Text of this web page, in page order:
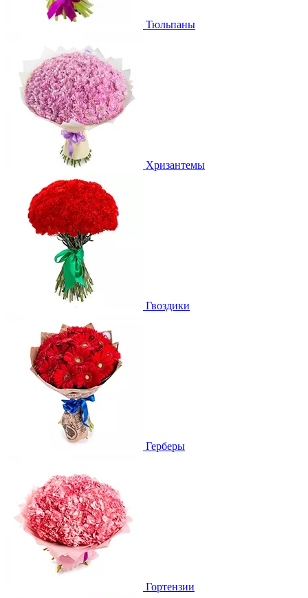
Тюльпаны
Хризантемы
Гвоздики
Герберы
Гортензии